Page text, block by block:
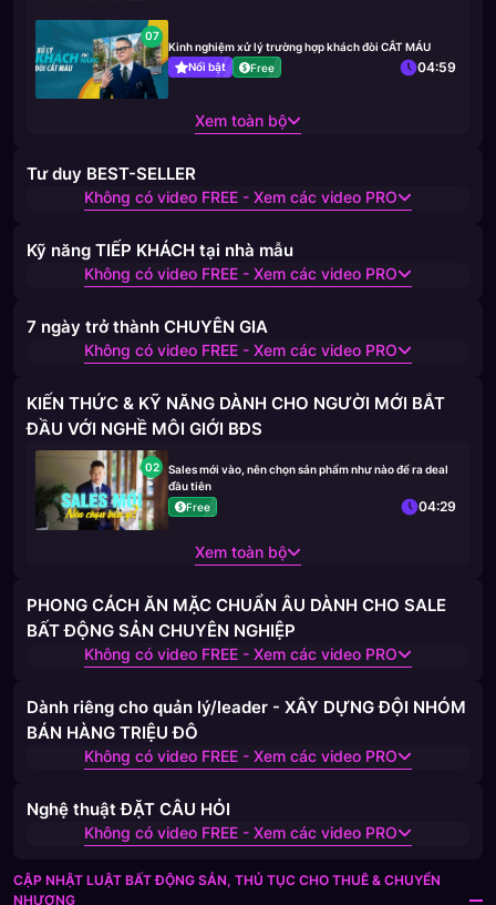
07
Kinh nghiệm xử lý trường hợp khách đòi CẮT MÁU
Nổi bật
Free 04:59
Xem toàn bộ
Tư duy BEST-SELLER
Không có video FREE - Xem các video PRO
Kỹ năng TIẾP KHÁCH tại nhà mẫu
Không có video FREE - Xem các video PRO
7 ngày trở thành CHUYÊN GIA
Không có video FREE - Xem các video PRO
KIẾN THỨC & KỸ NĂNG DÀNH CHO NGƯỜI MỚI BẮT
ĐẦU VỚI NGHỀ MÔI GIỚI BĐS
02
Sales mới vào, nên chọn sản phẩm như nào để ra deal
đầu tiên
Free
04:29
Xem toàn bộ
PHONG CÁCH ĂN MẶC CHUẨN ÂU DÀNH CHO SALE
BẤT ĐỘNG SẢN CHUYÊN NGHIỆP
Không có video FREE - Xem các video PRO
Dành riêng cho quản lý/leader - XÂY DỰNG ĐỘI NHÓM
BÁN HÀNG TRIỆU ĐÔ
Không có video FREE - Xem các video PRO
Nghệ thuật ĐẶT CÂU HỎI
Không có video FREE - Xem các video PRO
CẬP NHẬT LUẬT BẤT ĐỘNG SẢN, THỦ TỤC CHO THUÊ & CHUYỂN
NHƯỢNG